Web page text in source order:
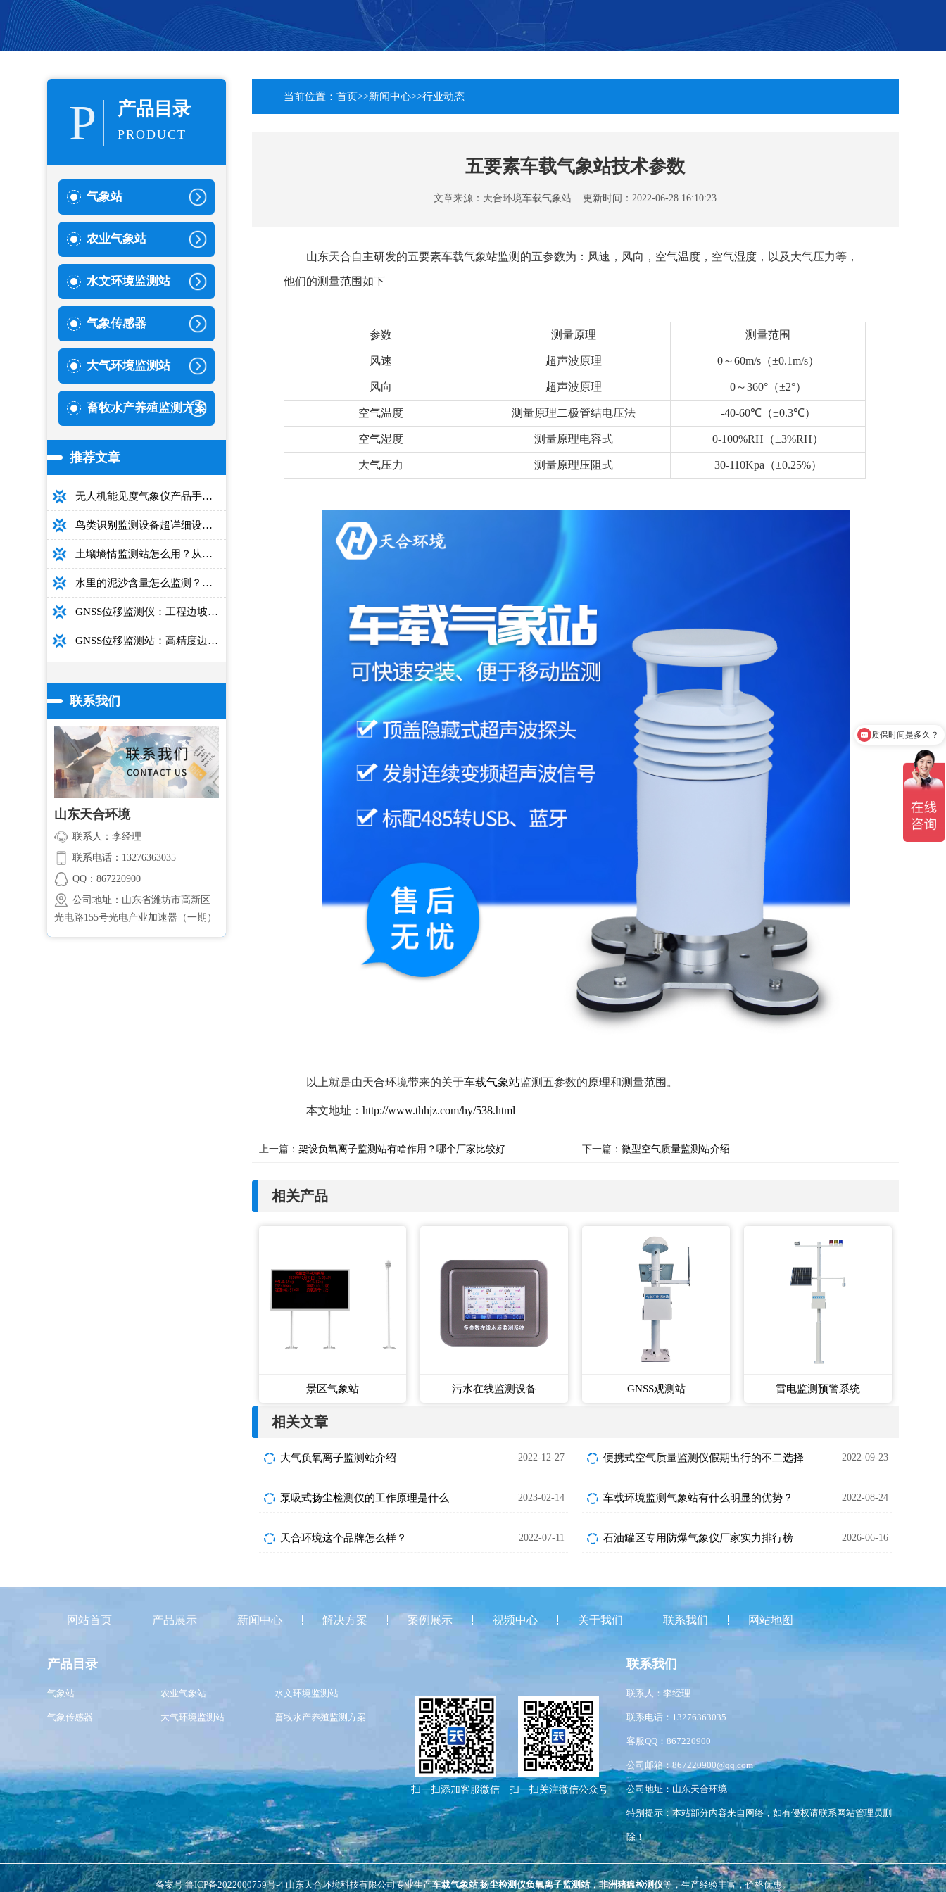
P 产品目录
PRODUCT
气象站
农业气象站
水文环境监测站
气象传感器
大气环境监测站
畜牧水产养殖监测方案
推荐文章
无人机能见度气象仪产品手册：型号推荐+详细性能参数+对比表+选购指南
鸟类识别监测设备超详细设备选型指南
土壤墒情监测站怎么用？从安装到数据解读的完整操作手册
水里的泥沙含量怎么监测？用这款光电测沙仪超方便！
GNSS位移监测仪：工程边坡毫米级高精度安全监测设备
GNSS位移监测站：高精度边坡大坝桥梁安全监测设备介绍
联系我们
山东天合环境
联系人：李经理
联系电话：13276363035
QQ：867220900
公司地址：山东省潍坊市高新区
光电路155号光电产业加速器（一期）
当前位置： 首页>>新闻中心>>行业动态
五要素车载气象站技术参数
文章来源： 天合环境车载气象站 更新时间：2022-06-28 16:10:23
山东天合自主研发的五要素车载气象站监测的五参数为：风速，风向，空气温度，空气湿度，以及大气压力等，
他们的测量范围如下
参数 测量原理 测量范围
风速 超声波原理 0～60m/s（±0.1m/s）
风向 超声波原理 0～360°（±2°）
空气温度 测量原理二极管结电压法 -40-60℃（±0.3℃）
空气湿度 测量原理电容式 0-100%RH（±3%RH）
大气压力 测量原理压阻式 30-110Kpa（±0.25%）
以上就是由天合环境带来的关于车载气象站监测五参数的原理和测量范围。
本文地址：http://www.thhjz.com/hy/538.html
上一篇： 架设负氧离子监测站有啥作用？哪个厂家比较好 下一篇：微型空气质量监测站介绍
相关产品
景区气象站 污水在线监测设备 GNSS观测站 雷电监测预警系统
相关文章
大气负氧离子监测站介绍 2022-12-27 便携式空气质量监测仪假期出行的不二选择 2022-09-23
泵吸式扬尘检测仪的工作原理是什么 2023-02-14 车载环境监测气象站有什么明显的优势？ 2022-08-24
天合环境这个品牌怎么样？ 2022-07-11 石油罐区专用防爆气象仪厂家实力排行榜 2026-06-16
网站首页 产品展示 新闻中心 解决方案 案例展示 视频中心 关于我们 联系我们 网站地图
产品目录
气象站 农业气象站 水文环境监测站
气象传感器 大气环境监测站 畜牧水产养殖监测方案
扫一扫添加客服微信 扫一扫关注微信公众号
联系我们
联系人：李经理
联系电话：13276363035
客服QQ：867220900
公司邮箱：867220900@qq.com
公司地址：山东天合环境
特别提示：本站部分内容来自网络，如有侵权请联系网站管理员删
除！
备案号鲁ICP备2022000759号-4山东天合环境科技有限公司专业生产车载气象站,扬尘检测仪负氧离子监测站，非洲猪瘟检测仪等，生产经验丰富，价格优惠。
质保时间是多久？